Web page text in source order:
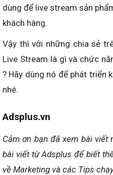
dùng để live stream sản
khách hàng.
Vậy thì với những chia sẻ
Live Stream là gì và chức
? Hãy dùng nó để phát triển
nhé.
Adsplus.vn
Cảm ơn bạn đã xem bài viết
bài viết từ Adsplus để biết
về Marketing và các Tips